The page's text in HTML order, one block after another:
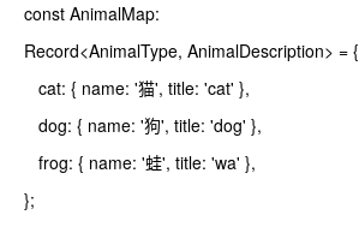
const AnimalMap:
Record<AnimalType, AnimalDescription> = {
cat: { name: '猫', title: 'cat' },
dog: { name: '狗', title: 'dog' },
frog: { name: '蛙', title: 'wa' },
};